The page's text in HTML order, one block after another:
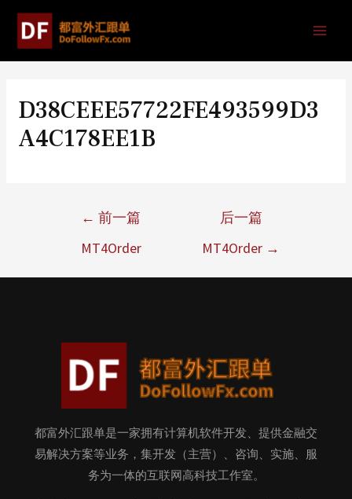
D38CEEE57722FE493599D3
A4C178EE1B
← 前一篇
MT4Order
后一篇
MT4Order →
都富外汇跟单是一家拥有计算机软件开发、提供金融交
易解决方案等业务，集开发（主营）、咨询、实施、服
务为一体的互联网高科技工作室。